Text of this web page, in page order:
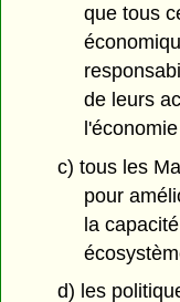
que tous
de leurs
c) tous les
pour
la
d) les